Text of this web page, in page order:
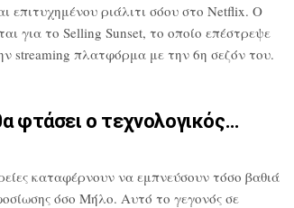
επιτυχημένουριάλιτι σόου στο Netflix. Ο
για το Selling Sunset, το οποίο επέστρεψε
streaming πλατφόρμα με την 6η σεζόν του.
φτάσει ο τεχνολογικός…
καταφέρνουν ναεμπνεύσουν τόσο βαθιά
όσο Μήλο. Αυτό το γεγονός σε